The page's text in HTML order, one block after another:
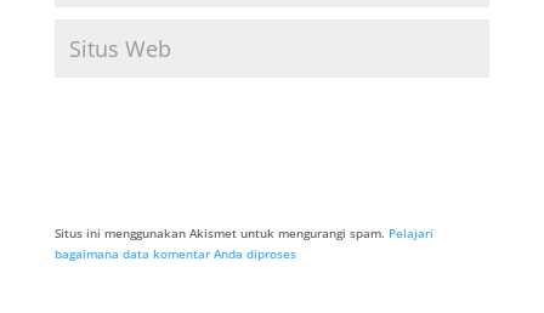
Situs ini menggunakan Akismet untuk mengurangi spam. Pelajari
bagaimana data komentar Anda diproses